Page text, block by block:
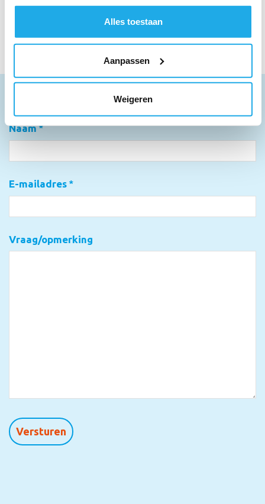
locatie, die tot een paar meter nauwkeurig kan zijn
Uw apparaat identificeren door het actief te
verwerkt en stel uw voorkeuren in het
U kunt uw toestemming op elk moment wijzigen of
informatie over uw gebruik van onze site met onze
partners voor social media, adverteren en analyse. Deze
Alles toestaan
Aanpassen
Weigeren
Aanmelden Persberichten
Vertrouwenspersonen
Naam*
E-mailadres *
Vraag/opmerking